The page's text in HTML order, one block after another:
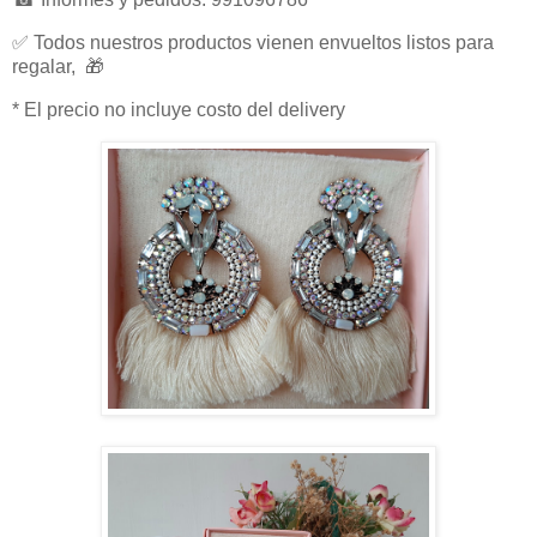
✅ Todos nuestros productos vienen envueltos listos para
regalar, 🎁
* El precio no incluye costo del delivery